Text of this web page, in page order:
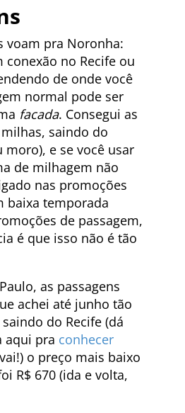
voam pra Noronha:
conexão no Recife ou
de onde você
normal pode ser
facada. Consegui as
saindo do
moro), e se você usar
de milhagem não
nas promoções
baixa temporada
de passagem,
é que isso não é tão
as passagens
achei até junho tão
do Recife (dá
aqui pra conhecer
o preço mais baixo
R$ 670 (ida e volta,